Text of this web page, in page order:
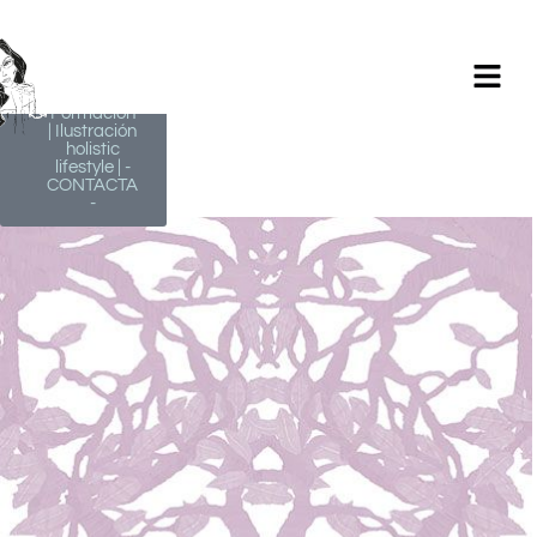
Formación
| Ilustración
holistic
lifestyle | -
CONTACTA
-